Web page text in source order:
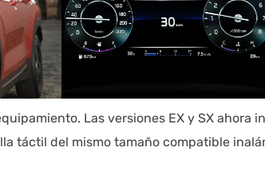
Las versiones EX y SX ahora
táctil del mismo tamaño compatible